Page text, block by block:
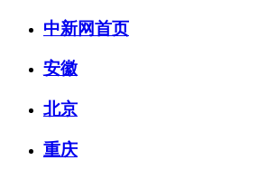
中新网首页
安徽
北京
重庆